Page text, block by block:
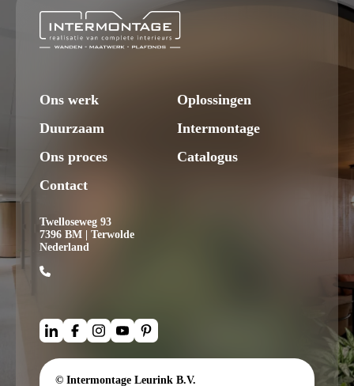
Ons werk
Oplossingen
Duurzaam
Intermontage
Ons proces
Catalogus
Contact
Twelloseweg 93
7396 BM | Terwolde
Nederland
© Intermontage Leurink B.V.